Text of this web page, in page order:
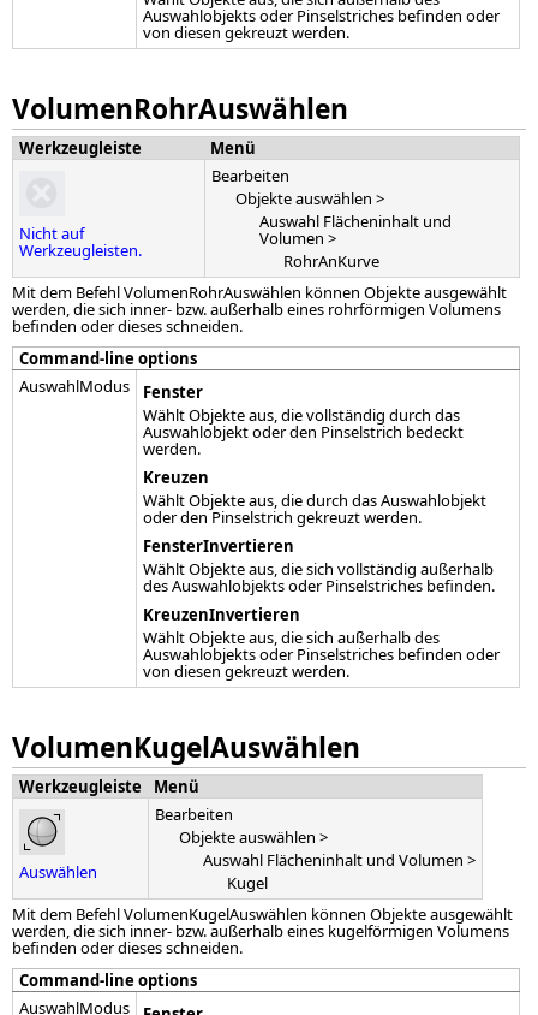
Auswahlobjekts oder Pinselstriches befinden oder
von diesen gekreuzt werden.
VolumenRohrAuswählen
Werkzeugleiste Menü
Nicht auf
Werkzeugleisten.
Bearbeiten
Objekte auswählen >
Auswahl Flächeninhalt und
Volumen >
RohrAnKurve
Mit dem Befehl VolumenRohrAuswählen können Objekte ausgewählt
werden, die sich inner- bzw. außerhalb eines rohrförmigen Volumens
befinden oder dieses schneiden.
Command-line options
AuswahlModus
Fenster
Wählt Objekte aus, die vollständig durch das
Auswahlobjekt oder den Pinselstrich bedeckt
werden.
Kreuzen
Wählt Objekte aus, die durch das Auswahlobjekt
oder den Pinselstrich gekreuzt werden.
FensterInvertieren
Wählt Objekte aus, die sich vollständig außerhalb
des Auswahlobjekts oder Pinselstriches befinden.
KreuzenInvertieren
Wählt Objekte aus, die sich außerhalb des
Auswahlobjekts oder Pinselstriches befinden oder
von diesen gekreuzt werden.
VolumenKugelAuswählen
Werkzeugleiste Menü
Auswählen
Bearbeiten
Objekte auswählen >
Auswahl Flächeninhalt und Volumen >
Kugel
Mit dem Befehl VolumenKugelAuswählen können Objekte ausgewählt
werden, die sich inner- bzw. außerhalb eines kugelförmigen Volumens
befinden oder dieses schneiden.
Command-line options
AuswahlModus